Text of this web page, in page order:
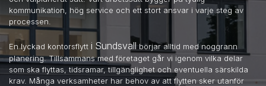
kommunikation, hög service och ett stort ansvar i varje steg av
processen.
En lyckad kontorsflytt i Sundsvall börjar alltid med noggrann
planering. Tillsammans med företaget går vi igenom vilka delar
som ska flyttas, tidsramar, tillgänglighet och eventuella särskilda
krav. Många verksamheter har behov av att flytten sker utanför